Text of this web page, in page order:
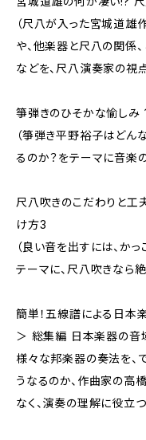
（尺八が入った宮城道雄
や、他楽器と尺八の関係
などを、尺八演奏家の視
箏弾きのひそかな愉し
（箏弾き平野裕子はどん
るのか？をテーマに音楽
尺八吹きのこだわりと工
け方3
（良い音を出すには、か
テーマに、尺八吹きなら
簡単！五線譜による日本
＞ 総集編 日本楽器の音
様々な邦楽器の奏法を、
うなるのか、作曲家の高
なく、演奏の理解に役立